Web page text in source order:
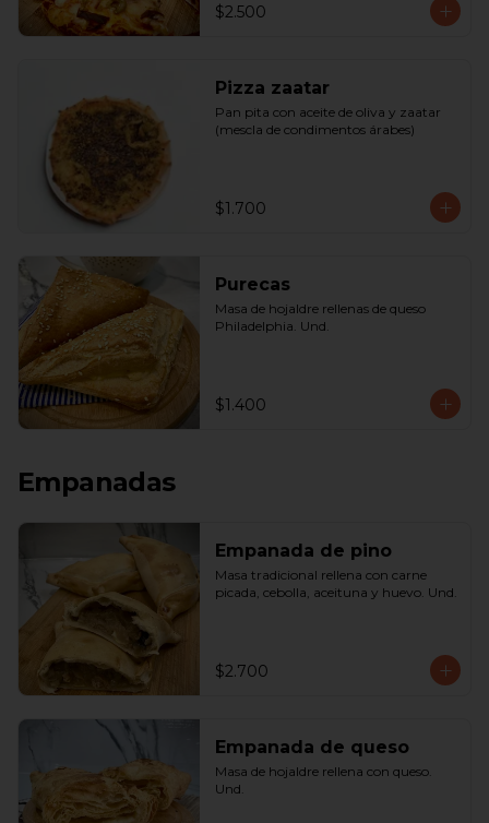
$2.500
Pizza zaatar
Pan pita con aceite de oliva y zaatar
(mescla de condimentos árabes)
$1.700
Purecas
Masa de hojaldre rellenas de queso
Philadelphia. Und.
$1.400
Empanadas
Empanada de pino
Masa tradicional rellena con carne
picada, cebolla, aceituna y huevo. Und.
$2.700
Empanada de queso
Masa de hojaldre rellena con queso.
Und.